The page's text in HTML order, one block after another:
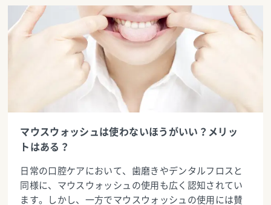
マウスウォッシュは使わないほうがいい？メリッ
トはある？
日常の口腔ケアにおいて、歯磨きやデンタルフロスと
同様に、マウスウォッシュの使用も広く認知されてい
ます。しかし、一方でマウスウォッシュの使用には賛